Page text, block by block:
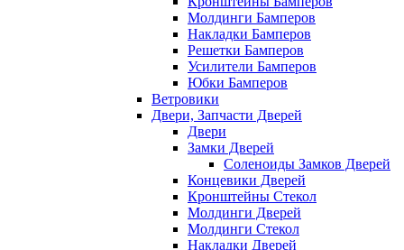
Молдинги Бамперов
Накладки Бамперов
Решетки Бамперов
Усилители Бамперов
Юбки Бамперов
Ветровики
Двери, Запчасти Дверей
Двери
Замки Дверей
Соленоиды Замков Дверей
Концевики Дверей
Кронштейны Стекол
Молдинги Дверей
Молдинги Стекол
Накладки Дверей